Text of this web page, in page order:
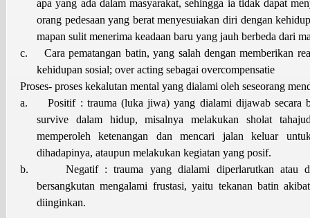
apa yang ada dalam masyarakat, sehingga ia tidak dapat
orang pedesaan yang berat menyesuiakan diri dengan
mapan sulit menerima keadaan baru yang jauh berbeda dari
c.
Cara pematangan batin, yang salah dengan memberikan
kehidupan sosial; over acting sebagai overcompensatie
Proses- proses kekalutan mental yang dialami oleh seseorang
a.
Positif : trauma (luka jiwa) yang dialami dijawab secara
survive dalam hidup, misalnya melakukan sholat
memperoleh ketenangan dan mencari jalan keluar
dihadapinya, ataupun melakukan kegiatan yang posif.
b.
Negatif : trauma yang dialami diperlarutkan atau
bersangkutan mengalami frustasi, yaitu tekanan batin
diinginkan.